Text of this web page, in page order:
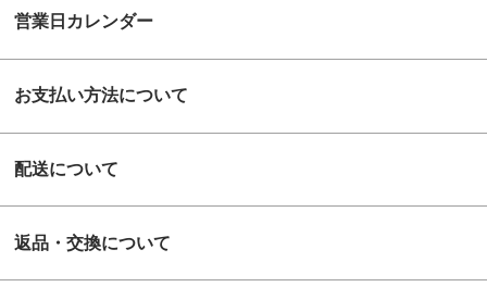
営業日カレンダー
お支払い方法について
配送について
返品・交換について